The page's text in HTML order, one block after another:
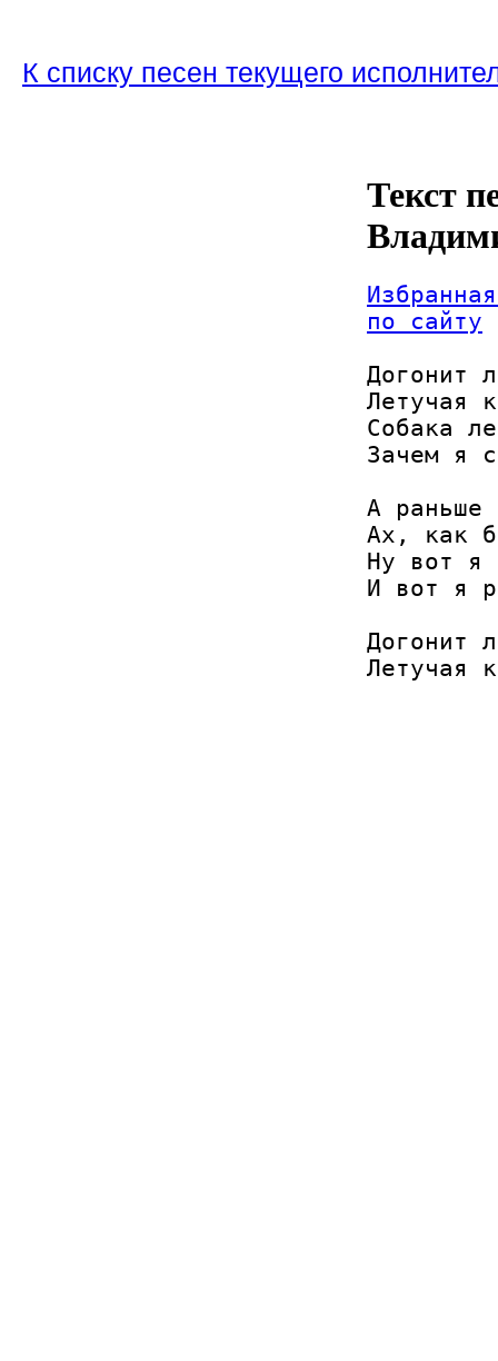
К списку песен текущего
Текст
по сайту
Догонит
Летучая
Собака
Зачем я
А раньше
Ах, как
Ну вот я
И вот я
Догонит